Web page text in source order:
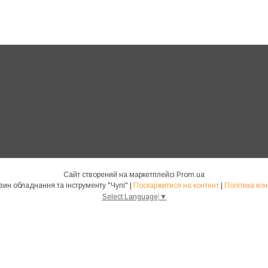
Сайт створений на маркетплейсі Prom.ua
Інтернет магазин обладнання та інструменту "Чупі" | Поскаржитися на контент | Політика
Select Language ▼